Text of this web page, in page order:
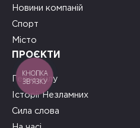
Новини компаній
Спорт
Місто
ПРОЄКТИ
Герої тилу
Історії Незламних
Сила слова
КНОПКА
ЗВ'ЯЗКУ